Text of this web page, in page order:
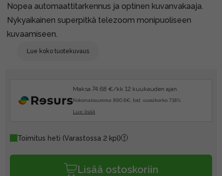
Nopea automaattitarkennus ja optinen kuvanvakaaja.
Nykyaikainen superpitkä telezoom monipuoliseen
kuvaamiseen.
Lue koko tuotekuvaus
Maksa 74.68 €/kk 12 kuukauden ajan.
Kokonaissumma 890.6€, tod. vuosikorko 7.18%.
Lue lisää
Toimitus heti (Varastossa 2 kpl)
Lisää ostoskoriin